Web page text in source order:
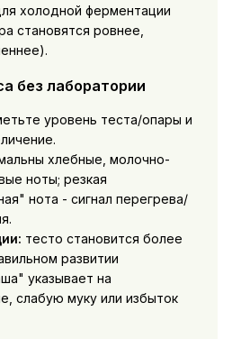
холодной ферментации
становятся ровнее,
без лаборатории
уровень теста/опары и
хлебные, молочно-
ноты; резкая
нота - сигнал перегрева/
тесто становится более
развитии
указывает на
слабую муку или избыток